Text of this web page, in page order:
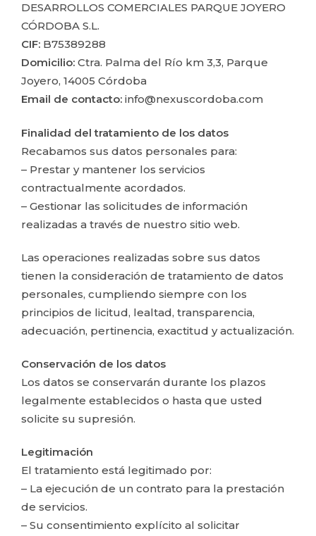
DESARROLLOS COMERCIALES PARQUE JOYERO
CÓRDOBA S.L.
CIF: B75389288
Domicilio: Ctra. Palma del Río km 3,3, Parque
Joyero, 14005 Córdoba
Email de contacto: info@nexuscordoba.com
Finalidad del tratamiento de los datos
Recabamos sus datos personales para:
– Prestar y mantener los servicios
contractualmente acordados.
– Gestionar las solicitudes de información
realizadas a través de nuestro sitio web.
Las operaciones realizadas sobre sus datos
tienen la consideración de tratamiento de datos
personales, cumpliendo siempre con los
principios de licitud, lealtad, transparencia,
adecuación, pertinencia, exactitud y actualización.
Conservación de los datos
Los datos se conservarán durante los plazos
legalmente establecidos o hasta que usted
solicite su supresión.
Legitimación
El tratamiento está legitimado por:
– La ejecución de un contrato para la prestación
de servicios.
– Su consentimiento explícito al solicitar